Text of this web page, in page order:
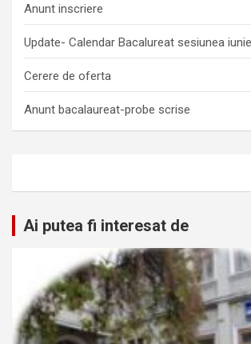
Anunt inscriere
Update- Calendar Bacalureat sesiunea
Cerere de oferta
Anunt bacalaureat-probe scrise
Ai putea fi interesat de